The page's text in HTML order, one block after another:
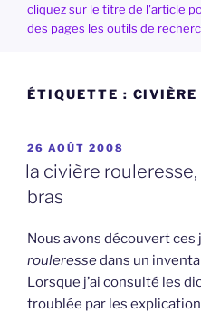
cliquez sur le titre de l'article
des pages les outils de
ÉTIQUETTE : CIVIÈRE
PUBLIÉ
LE
26 AOÛT 2008
la civière
bras
Nous avons découvert ces
rouleressedans un
Lorsque j’ai consulté les
troublée par les